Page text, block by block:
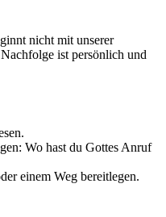
nicht mit unserer
ist persönlich und
Wo hast du Gottes Anruf
einem Weg bereitlegen.